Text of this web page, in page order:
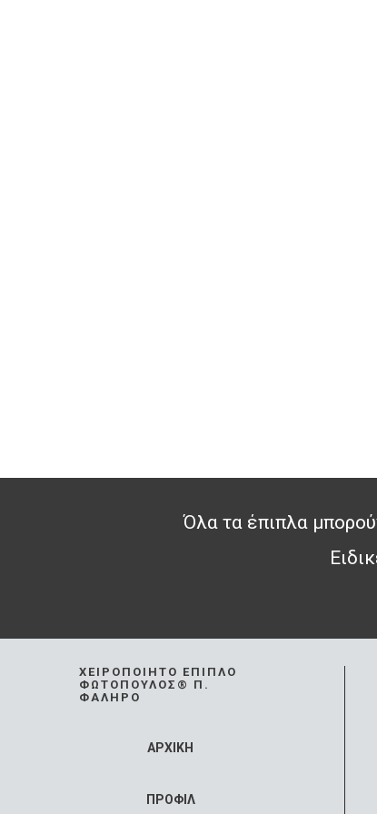
Όλα τα έπιπλα
ΧΕΙΡΟΠΟΊΗΤΟ ΈΠΙΠΛΟ
ΦΩΤΌΠΟΥΛΟΣ® Π.
ΦΆΛΗΡΟ
ΑΡΧΙΚΗ
ΠΡΟΦΙΛ